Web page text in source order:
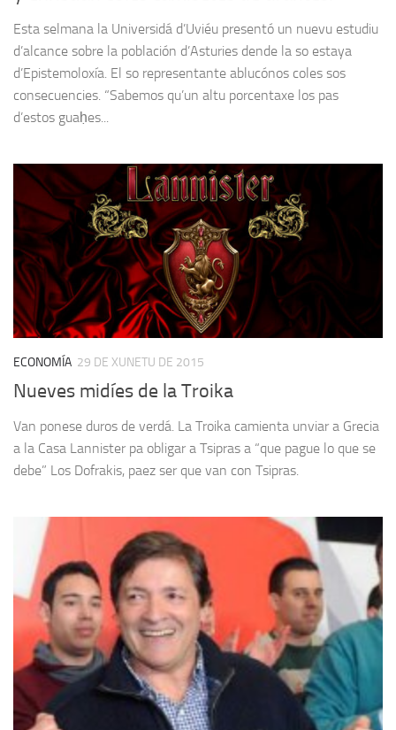
Esta selmana la Universidá d’Uviéu presentó un nuevu estudiu
d’alcance sobre la población d’Asturies dende la so estaya
d’Epistemoloxía. El so representante ablucónos coles sos
consecuencies. “Sabemos qu’un altu porcentaxe los pas
d’estos guaḥes...
ECONOMÍA 29 DE XUNETU DE 2015
Nueves midíes de la Troika
Van ponese duros de verdá. La Troika camienta unviar a Grecia
a la Casa Lannister pa obligar a Tsipras a “que pague lo que se
debe” Los Dofrakis, paez ser que van con Tsipras.